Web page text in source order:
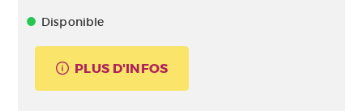
Disponible
PLUS D'INFOS